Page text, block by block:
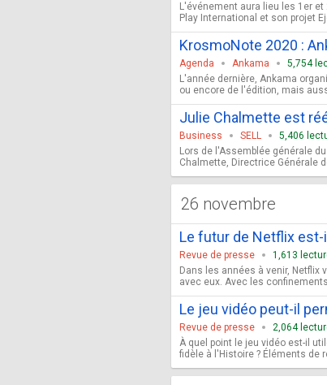
L'événement aura lieu les 1er
Play International et son projet
KrosmoNote 2020 :
Agenda Ankama
5,754
L'année dernière, Ankama
ou encore de l'édition, mais
Julie Chalmette est
Business SELL
5,406
Lors de l'Assemblée générale
Chalmette, Directrice Générale
26 novembre
Le futur de Netflix
Revue de presse
1,613
Dans les années à venir,
avec eux. Avec les
Le jeu vidéo peut-il
Revue de presse
2,064
À quel point le jeu vidéo est-il
fidèle à l'Histoire ? Éléments de